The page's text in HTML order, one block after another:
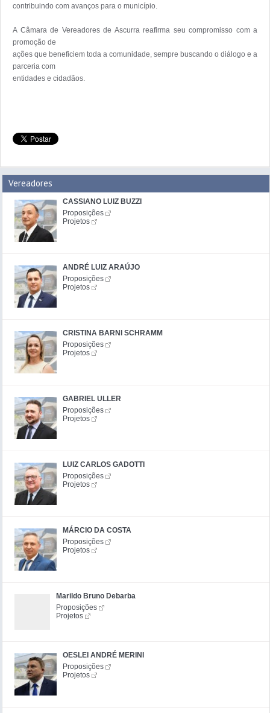
contribuindo com avanços para o município.
A Câmara de Vereadores de Ascurra reafirma seu compromisso com a
promoção de
ações que beneficiem toda a comunidade, sempre buscando o diálogo e a
parceria com
entidades e cidadãos.
Vereadores
CASSIANO LUIZ BUZZI
Proposições
Projetos
ANDRÉ LUIZ ARAÚJO
Proposições
Projetos
CRISTINA BARNI SCHRAMM
Proposições
Projetos
GABRIEL ULLER
Proposições
Projetos
LUIZ CARLOS GADOTTI
Proposições
Projetos
MÁRCIO DA COSTA
Proposições
Projetos
Marildo Bruno Debarba
Proposições
Projetos
OESLEI ANDRÉ MERINI
Proposições
Projetos